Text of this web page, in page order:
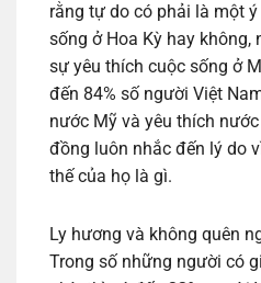
rằng tự do có phải là một
sống ở Hoa Kỳ hay không,
sự yêu thích cuộc sống ở
đến 84% số người Việt
nước Mỹ và yêu thích
đồng luôn nhắc đến lý do
thế của họ là gì.
Ly hương và không quên
Trong số những người có